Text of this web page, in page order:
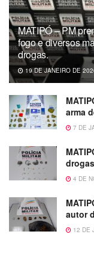
MATIPÓ – PM
fogo e diversos
drogas.
19 DE JANEIRO DE
arma
7 DE
drogas
4 DE
autor
12 DE